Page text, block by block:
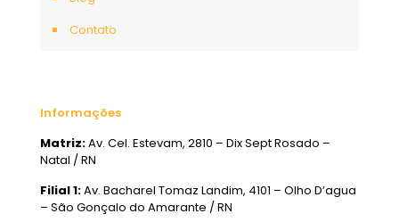
Contato
Informações
Matriz:Av. Cel. Estevam, 2810 – Dix Sept Rosado –
Natal / RN
Filial 1:Av. Bacharel Tomaz Landim, 4101 – Olho D’agua
– São Gonçalo do Amarante / RN